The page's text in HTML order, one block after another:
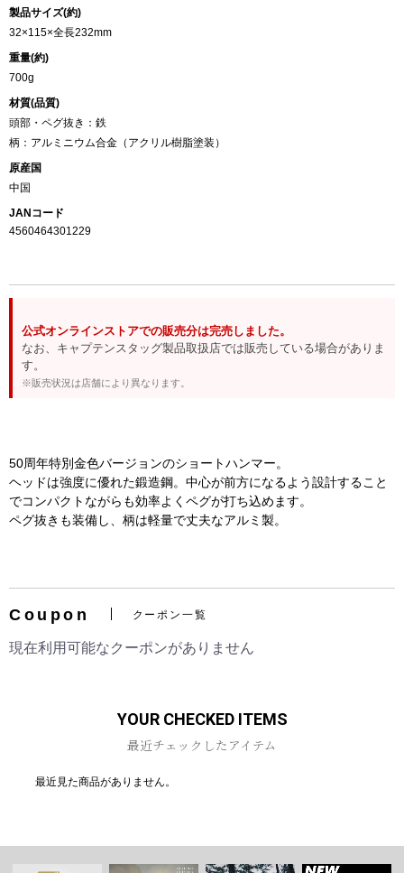
製品サイズ(約)
32×115×全長232mm
重量(約)
700g
材質(品質)
頭部・ペグ抜き：鉄
柄：アルミニウム合金（アクリル樹脂塗装）
原産国
中国
JANコード
4560464301229
公式オンラインストアでの販売分は完売しました。
なお、キャプテンスタッグ製品取扱店では販売している場合がありま
す。
※販売状況は店舗により異なります。
50周年特別金色バージョンのショートハンマー。
ヘッドは強度に優れた鍛造鋼。中心が前方になるよう設計すること
でコンパクトながらも効率よくペグが打ち込めます。
ペグ抜きも装備し、柄は軽量で丈夫なアルミ製。
Coupon クーポン一覧
現在利用可能なクーポンがありません
YOUR CHECKED ITEMS
最近チェックしたアイテム
最近見た商品がありません。